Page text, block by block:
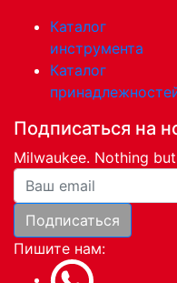
Каталог
инструмента
Каталог
Подписаться на
Milwaukee. Nothing but
Ваша почта
Подписаться
Пишите нам: